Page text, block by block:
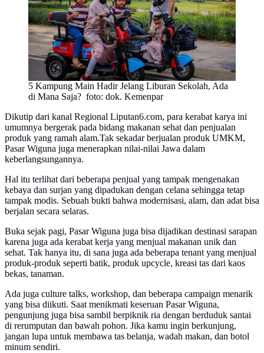
5 Kampung Main Hadir Jelang Liburan Sekolah, Ada
di Mana Saja? foto: dok. Kemenpar
Dikutip dari kanal Regional Liputan6.com, para kerabat karya ini
umumnya bergerak pada bidang makanan sehat dan penjualan
produk yang ramah alam.Tak sekadar berjualan produk UMKM,
Pasar Wiguna juga menerapkan nilai-nilai Jawa dalam
keberlangsungannya.
Hal itu terlihat dari beberapa penjual yang tampak mengenakan
kebaya dan surjan yang dipadukan dengan celana sehingga tetap
tampak modis. Sebuah bukti bahwa modernisasi, alam, dan adat bisa
berjalan secara selaras.
Buka sejak pagi, Pasar Wiguna juga bisa dijadikan destinasi sarapan
karena juga ada kerabat kerja yang menjual makanan unik dan
sehat. Tak hanya itu, di sana juga ada beberapa tenant yang menjual
produk-produk seperti batik, produk upcycle, kreasi tas dari kaos
bekas, tanaman.
Ada juga culture talks, workshop, dan beberapa campaign menarik
yang bisa diikuti. Saat menikmati keseruan Pasar Wiguna,
pengunjung juga bisa sambil berpiknik ria dengan berduduk santai
di rerumputan dan bawah pohon. Jika kamu ingin berkunjung,
jangan lupa untuk membawa tas belanja, wadah makan, dan botol
minum sendiri.